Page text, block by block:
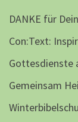
DANKE für
Con:Text:
Gottesdienste
Gemeinsam